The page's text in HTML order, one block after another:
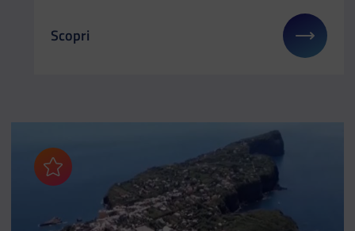
Il link ti porterà ad avere maggiori dettagli su:
Scopri
Aggiungi ai preferiti